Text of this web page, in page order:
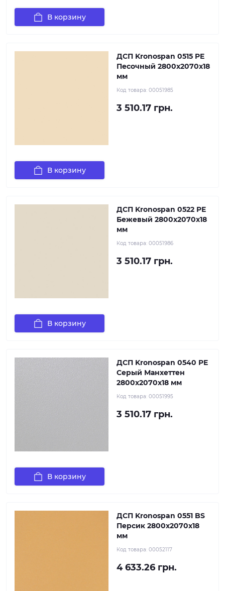
В корзину
ДСП Kronospan 0515 PE
Песочный 2800x2070x18
мм
Код товара: 00051985
3 510.17 грн.
В корзину
ДСП Kronospan 0522 PE
Бежевый 2800x2070x18
мм
Код товара: 00051986
3 510.17 грн.
В корзину
ДСП Kronospan 0540 PE
Серый Манхеттен
2800x2070x18 мм
Код товара: 00051995
3 510.17 грн.
В корзину
ДСП Kronospan 0551 BS
Персик 2800x2070x18
мм
Код товара: 00052117
4 633.26 грн.